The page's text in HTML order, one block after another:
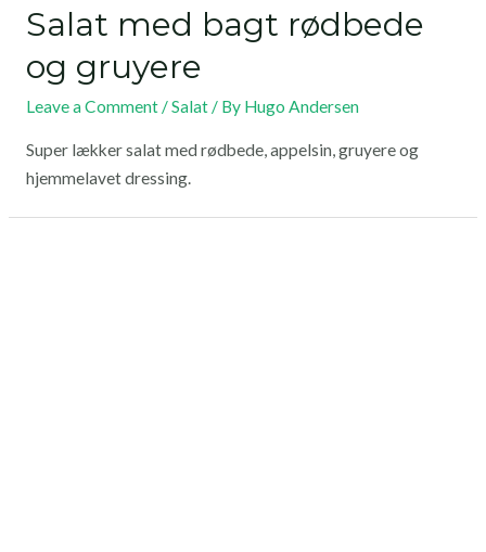
Salat med bagt rødbede
og gruyere
Leave a Comment /Salat/ By Hugo Andersen
Super lækker salat med rødbede, appelsin, gruyere og
hjemmelavet dressing.